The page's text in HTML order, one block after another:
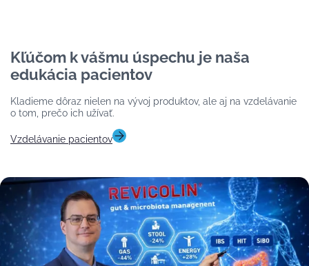
Kľúčom k vášmu úspechu je naša
edukácia pacientov
Kladieme dôraz nielen na vývoj produktov, ale aj na vzdelávanie
o tom, prečo ich užívať.
Vzdelávanie pacientov